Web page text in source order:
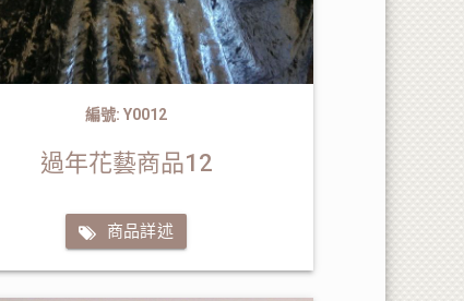
編號: Y0012
過年花藝商品12
商品詳述